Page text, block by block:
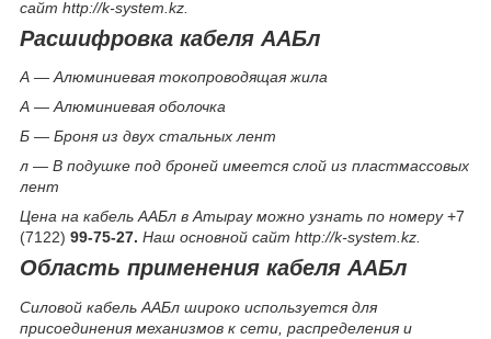
сайт http://k-system.kz.
Расшифровка кабеля ААБл
А — Алюминиевая токопроводящая жила
А — Алюминиевая оболочка
Б — Броня из двух стальных лент
л — В подушке под броней имеется слой из пластмассовых
лент
Цена на кабель ААБл в Атырау можно узнать по номеру+7
(7122) 99-75-27. Наш основной сайт http://k-system.kz.
Область применения кабеля ААБл
Силовой кабель ААБл широко используется для
присоединения механизмов к сети, распределения и